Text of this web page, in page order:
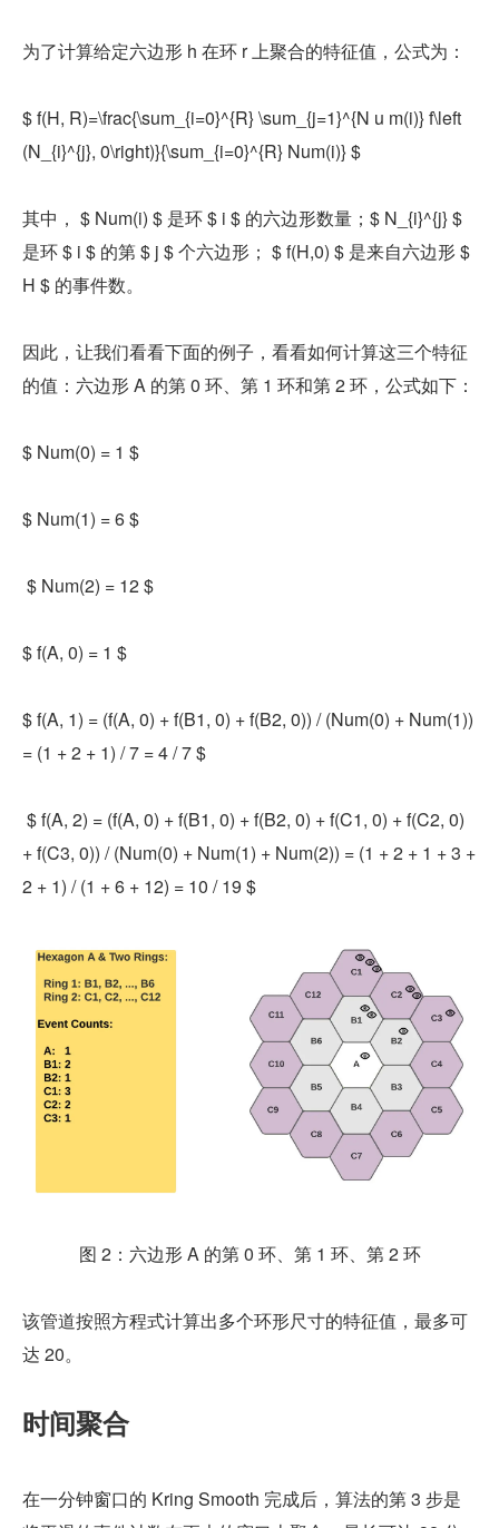
为了计算给定六边形 h 在环 r 上聚合的特征值，公式为：
$ f(H, R)=\frac{\sum_{i=0}^{R} \sum_{j=1}^{N u m(i)} f\left
(N_{i}^{j}, 0\right)}{\sum_{i=0}^{R} Num(i)} $
其中， $ Num(i) $ 是环 $ i $ 的六边形数量； $ N_{i}^{j} $
是环 $ i $ 的第 $ j $ 个六边形； $ f(H,0) $ 是来自六边形 $
H $ 的事件数。
因此，让我们看看下面的例子，看看如何计算这三个特征
的值：六边形 A 的第 0 环、第 1 环和第 2 环，公式如下：
$ Num(0) = 1 $
$ Num(1) = 6 $
$ Num(2) = 12 $
$ f(A, 0) = 1 $
$ f(A, 1) = (f(A, 0) + f(B1, 0) + f(B2, 0)) / (Num(0) + Num(1))
= (1 + 2 + 1) / 7 = 4 / 7 $
$ f(A, 2) = (f(A, 0) + f(B1, 0) + f(B2, 0) + f(C1, 0) + f(C2, 0)
+ f(C3, 0)) / (Num(0) + Num(1) + Num(2)) = (1 + 2 + 1 + 3 +
2 + 1) / (1 + 6 + 12) = 10 / 19 $
图 2：六边形 A 的第 0 环、第 1 环、第 2 环
该管道按照方程式计算出多个环形尺寸的特征值，最多可
达 20。
时间聚合
在一分钟窗口的 Kring Smooth 完成后，算法的第 3 步是